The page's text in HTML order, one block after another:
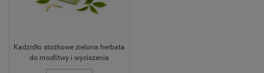
Kadzidło stożkowe zielona herbata
do modlitwy i wyciszenia